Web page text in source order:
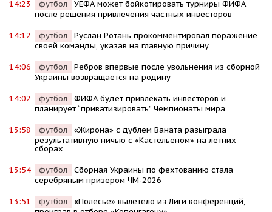
14:23 футбол
УЕФА может бойкотировать турниры ФИФА
после решения привлечения частных инвесторов
14:12 футбол
Руслан Ротань прокомментировал поражение
своей команды, указав на главную причину
14:06 футбол
Ребров впервые после увольнения из сборной
Украины возвращается на родину
14:02 футбол
ФИФА будет привлекать инвесторов и
планирует “приватизировать” Чемпионаты мира
13:58 футбол
«Жирона» с дублем Ваната разыграла
результативную ничью с «Кастельеном» на летних
сборах
13:54 футбол
Сборная Украины по фехтованию стала
серебряным призером ЧМ-2026
13:51 футбол
«Полесье» вылетело из Лиги конференций,